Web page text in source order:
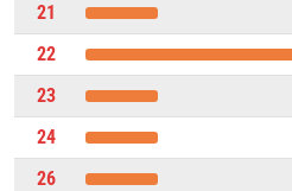
21
22
23
24
26